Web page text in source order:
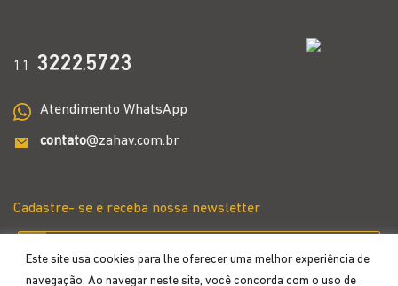
Este site usa cookies para lhe oferecer uma melhor experiência de
navegação. Ao navegar neste site, você concorda com o uso de
11 3222.5723
Atendimento WhatsApp
contato@zahav.com.br
Cadastre- se e receba nossa newsletter